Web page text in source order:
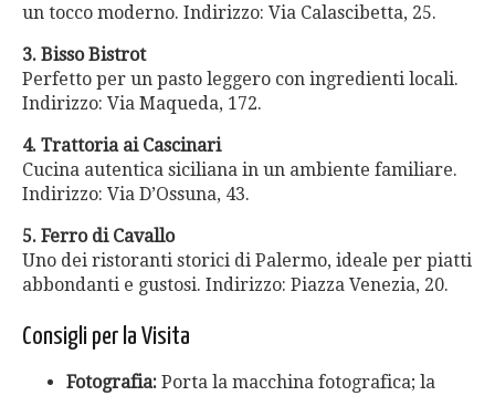
un tocco moderno. Indirizzo: Via Calascibetta, 25.
3. Bisso Bistrot
Perfetto per un pasto leggero con ingredienti locali.
Indirizzo: Via Maqueda, 172.
4. Trattoria ai Cascinari
Cucina autentica siciliana in un ambiente familiare.
Indirizzo: Via D’Ossuna, 43.
5. Ferro di Cavallo
Uno dei ristoranti storici di Palermo, ideale per piatti
abbondanti e gustosi. Indirizzo: Piazza Venezia, 20.
Consigli per la Visita
Fotografia: Porta la macchina fotografica; la